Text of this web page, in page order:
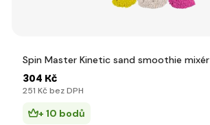
Spin Master Kinetic sand smoothie mixér
304 Kč
251 Kč bez DPH
+ 10 bodů